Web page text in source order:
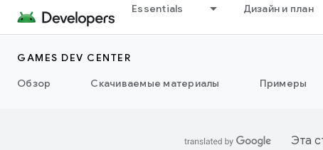
Essentials Дизайн и план
GAMES DEV CENTER
Обзор
Скачиваемые материалы Примеры
Эта